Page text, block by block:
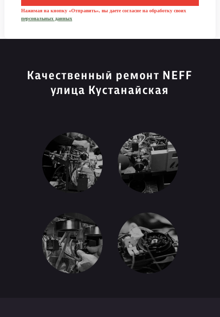
Нажимая на кнопку «Отправить», вы даете согласие на обработку своих
персональных данных
Качественный ремонт NEFF
улица Кустанайская